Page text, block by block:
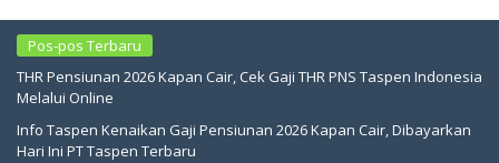
Pos-pos Terbaru
THR Pensiunan 2026 Kapan Cair, Cek Gaji THR PNS Taspen Indonesia
Melalui Online
Info Taspen Kenaikan Gaji Pensiunan 2026 Kapan Cair, Dibayarkan
Hari Ini PT Taspen Terbaru